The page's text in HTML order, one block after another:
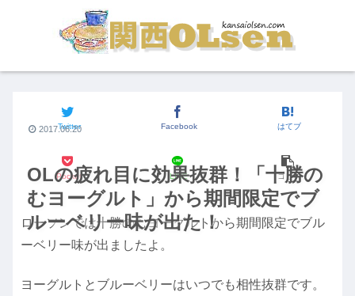
OLの疲れ目に効果抜群！「十勝の
むヨーグルト」から期間限定でブ
ルーベリー味が出た！
Twitter Facebook はてブ
Pocket LINE コピー
2017.06.20
ローソンでは十勝のむヨーグルトから期間限定でブル
ーベリー味が出ましたよ。
ヨーグルトとブルーベリーはいつでも相性抜群です。